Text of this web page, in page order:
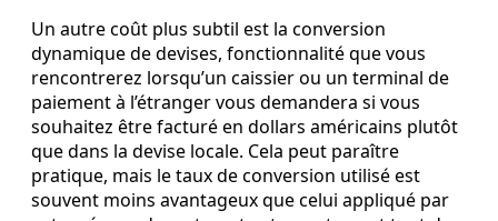
Un autre coût plus subtil est la conversion
dynamique de devises, fonctionnalité que vous
rencontrerez lorsqu’un caissier ou un terminal de
paiement à l’étranger vous demandera si vous
souhaitez être facturé en dollars américains plutôt
que dans la devise locale. Cela peut paraître
pratique, mais le taux de conversion utilisé est
souvent moins avantageux que celui appliqué par